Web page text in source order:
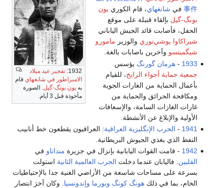
1932:
تفجير عيد ميلاد
الامبراطور في شانغهاي
قام
بهيون بونگ-گيل
. الصورة
مأخوذة قبل 3 أيام.
، قام الكورييون
قنبلة على موقع
قائد الجيش الياباني
والوزير مامورو
باصابات بالغة.
گورنگيؤسس
الرايخ، للقيام
من الغارات الجوية
والحماية من
السامة، والإسعافات
عن الأنشطة.
الإنگليزية العراقية: العراقيون يقطعون خط أنابيب
الجيوش البريطانية.
اليابانية بإنزال في جزيرةمنداناوفي
عندما دخلتالحرب العالمية الثانيةاستولت
شاسعة من الأراضي الغنية جدا بالإحتياطيات
هونگ كونگ وبورما وإندونسيا. وكان آخرَ انتصار